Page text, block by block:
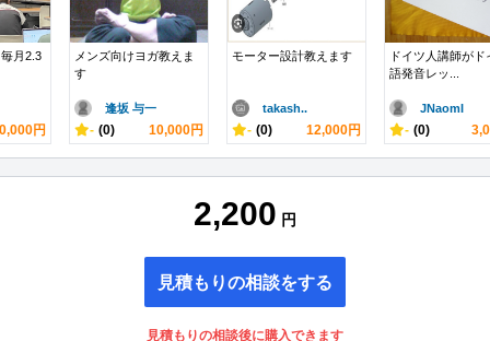
月2.3
円
メンズ向けヨガ教えま
す
逢坂 与一
- (0) 10,000円
モーター設計教えます
takash..
- (0) 12,000円
ドイツ人講師がド
語発音レッ...
JNaomI
- (0)
2,200 円
見積もりの相談をする
見積もりの相談後に購入できます